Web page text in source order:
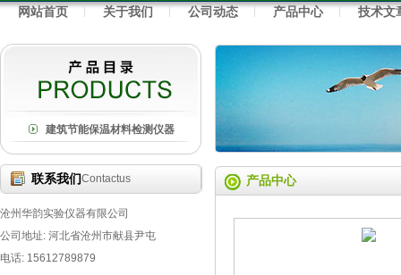
网站首页 关于我们 公司动态 产品中心 技术文
建筑节能保温材料检测仪器
联系我们Contactus
沧州华韵实验仪器有限公司
公司地址: 河北省沧州市献县尹屯
电话: 15612789879
产品中心